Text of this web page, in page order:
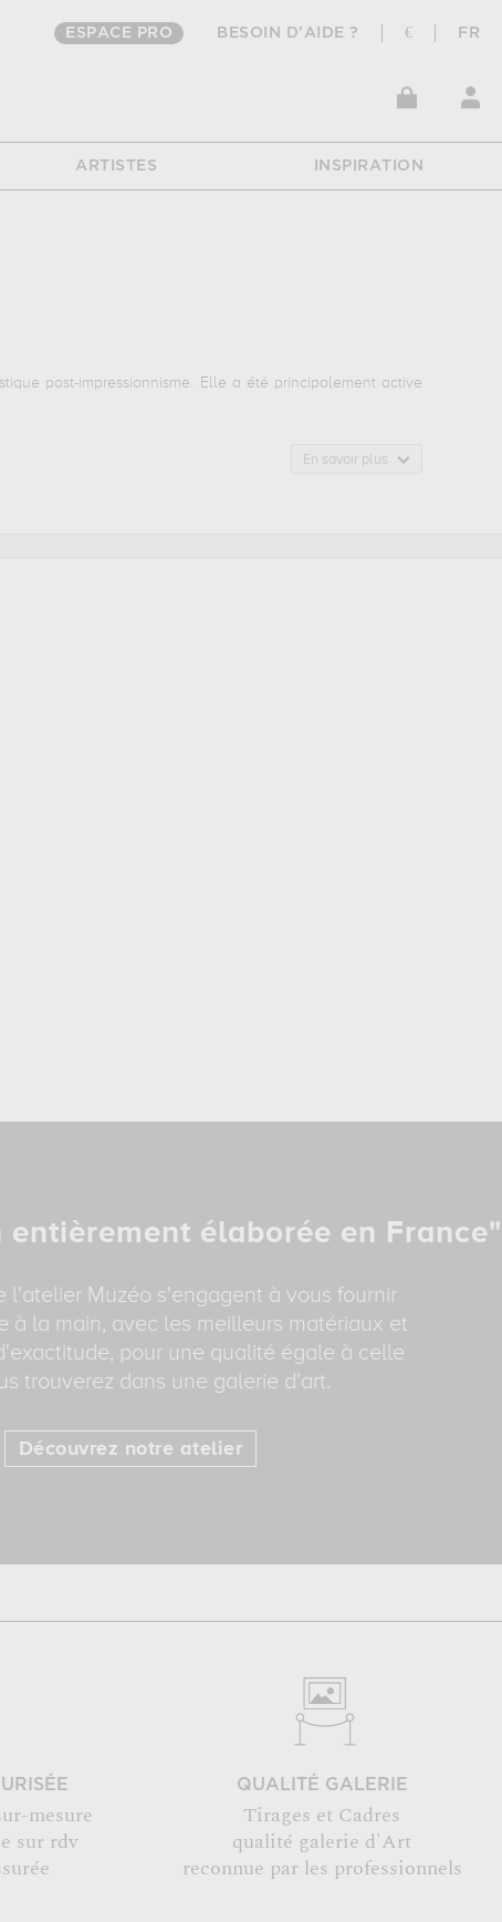
ESPACE PRO BESOIN D'AIDE ? € FR
ARTISTES INSPIRATION
post-impressionnisme. Elle a été principalement active
En savoir plus
élaborée en France"
l'atelier Muzéo s'engagent à vous fournir
à la main, avec les meilleurs matériaux et
pour une qualité égale à celle
trouverez dans une galerie d'art.
Découvrez notre atelier
mesure
sur rdv
QUALITÉ GALERIE
Tirages et Cadres
qualité galerie d'Art
reconnue par les professionnels